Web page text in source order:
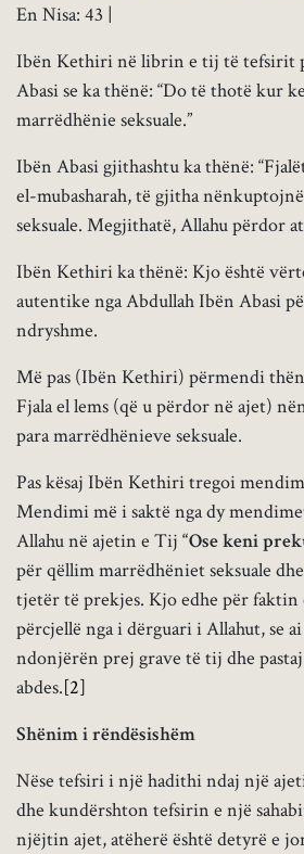
En Nisa: 43 |
Ibën Kethiri në librin e tij të tefsirit
Abasi se ka thënë: “Do të thotë kur
marrëdhënie seksuale.”
Ibën Abasi gjithashtu ka thënë:
el-mubasharah, të gjitha
seksuale. Megjithatë, Allahu përdor
Ibën Kethiri ka thënë: Kjo është
autentike nga Abdullah Ibën Abasi
ndryshme.
Më pas (Ibën Kethiri) përmendi
Fjala el lems (që u përdor në ajet)
para marrëdhënieve seksuale.
Pas kësaj Ibën Kethiri tregoi
Mendimi më i saktë nga dy
Allahu në ajetin e Tij “Ose keni
për qëllim marrëdhëniet seksuale
tjetër të prekjes. Kjo edhe për
përcjellë nga i dërguari i Allahut, se
ndonjërën prej grave të tij dhe
abdes.[2]
Shënim i rëndësishëm
Nëse tefsiri i një hadithi ndaj një
dhe kundërshton tefsirin e një
njëjtin ajet, atëherë është detyrë e